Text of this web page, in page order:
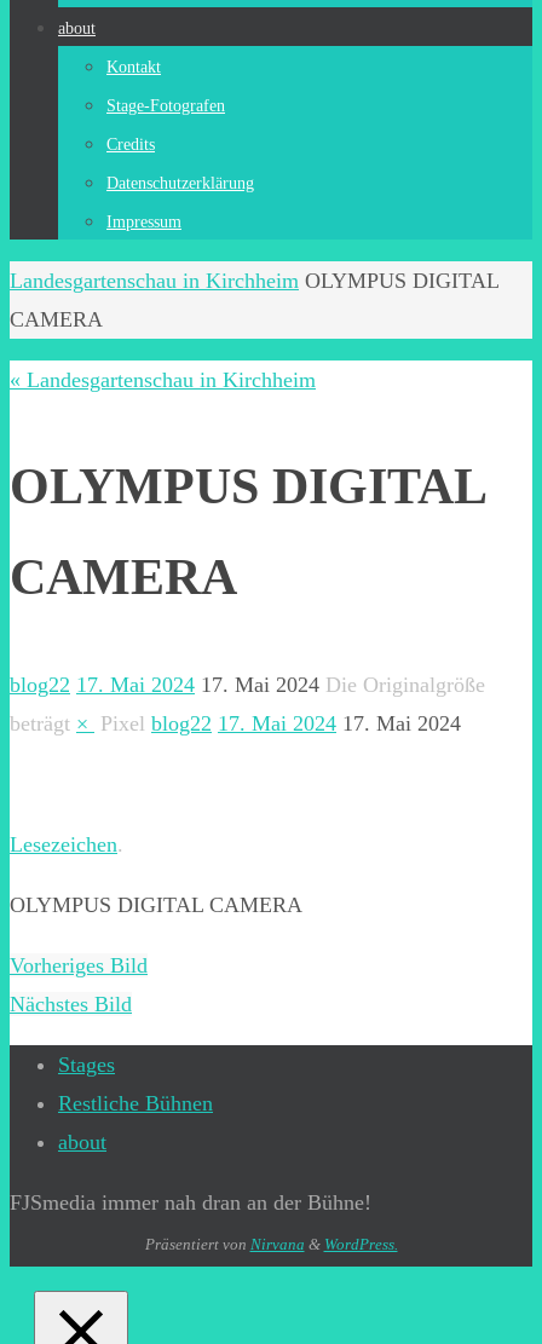
about
Kontakt
Stage-Fotografen
Credits
Datenschutzerklärung
Impressum
Start
Landesgartenschau in Kirchheim OLYMPUS DIGITAL
CAMERA
« Landesgartenschau in Kirchheim
OLYMPUS DIGITAL
CAMERA
blog22 17. Mai 2024 17. Mai 2024 Die Originalgröße
beträgt × Pixel blog22 17. Mai 2024 17. Mai 2024
Lesezeichen.
OLYMPUS DIGITAL CAMERA
Vorheriges Bild
Nächstes Bild
Stages
Restliche Bühnen
about
FJSmedia immer nah dran an der Bühne!
Präsentiert von Nirvana & WordPress.